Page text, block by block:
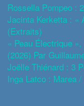
Rossella Pompeo :
Jacinta Kerketta : «
(extraits)
« Peau Électrique
(2026) Par
Joëlle Thiénard : 3
Inga Latco : Marea